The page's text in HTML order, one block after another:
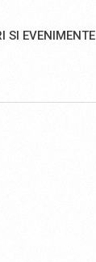
SI EVENIMENTE